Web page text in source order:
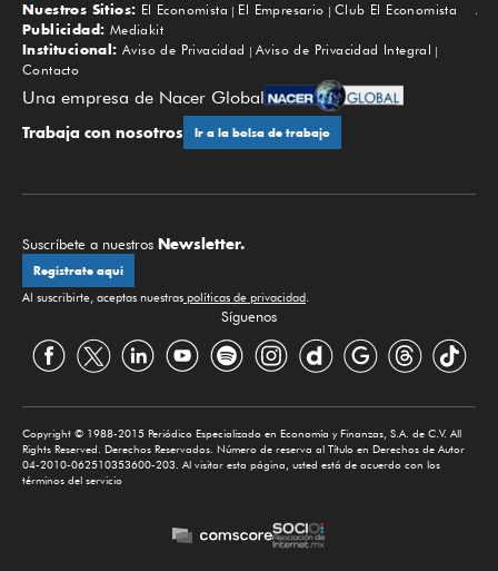
Subir
Nuestros Sitios: El Economista El Empresario
Club El Economista
Publicidad: Mediakit
Institucional: Aviso de Privacidad
Aviso de Privacidad Integral
Contacto
Una empresa de Nacer Global
Trabaja con nosotros Ir a la bolsa de trabajo
Suscríbete a nuestros Newsletter.
Regístrate aquí
Al suscribirte, aceptas nuestras políticas de privacidad
Síguenos
Copyright © 1988-2015 Periódico Especializado en Economía y Finanzas, S.A. de C.V. All
Rights Reserved. Derechos Reservados. Número de reserva al Título en Derechos de Autor
04-2010-062510353600-203. Al visitar esta página, usted está de acuerdo con los
términos del servicio